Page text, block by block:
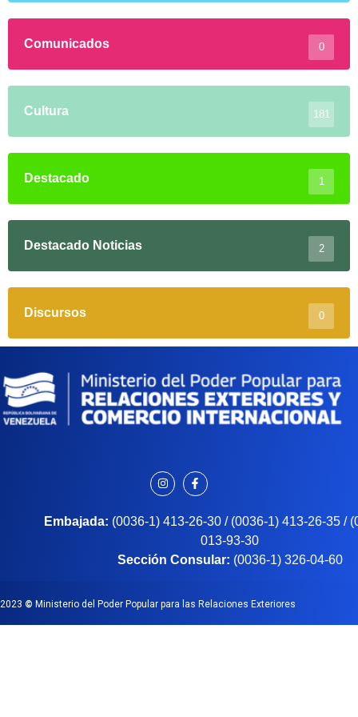
Comunicados 0
Cultura 181
Destacado 1
Destacado Noticias 2
Discursos 0
Embajada: (0036-1) 413-26-30 / (0036-1) 413-26-35 /
013-93-30
Sección Consular: (0036-1) 326-04-60
2023 © Ministerio del Poder Popular para las Relaciones Exteriores